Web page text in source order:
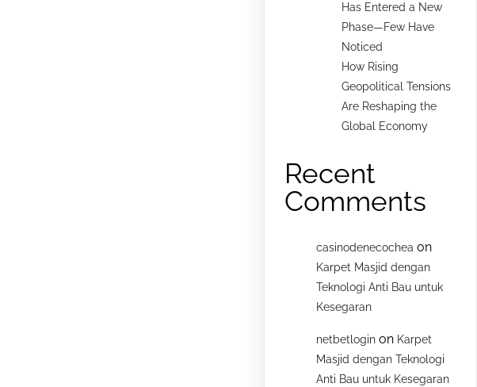
Has Entered a New
Phase—Few Have
Noticed
How Rising
Geopolitical Tensions
Are Reshaping the
Global Economy
Recent
Comments
casinodenecochea on
Karpet Masjid dengan
Teknologi Anti Bau untuk
Kesegaran
netbetlogin on Karpet
Masjid dengan Teknologi
Anti Bau untuk Kesegaran